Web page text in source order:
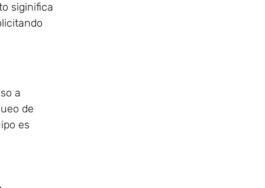
siginifica
a
de
es